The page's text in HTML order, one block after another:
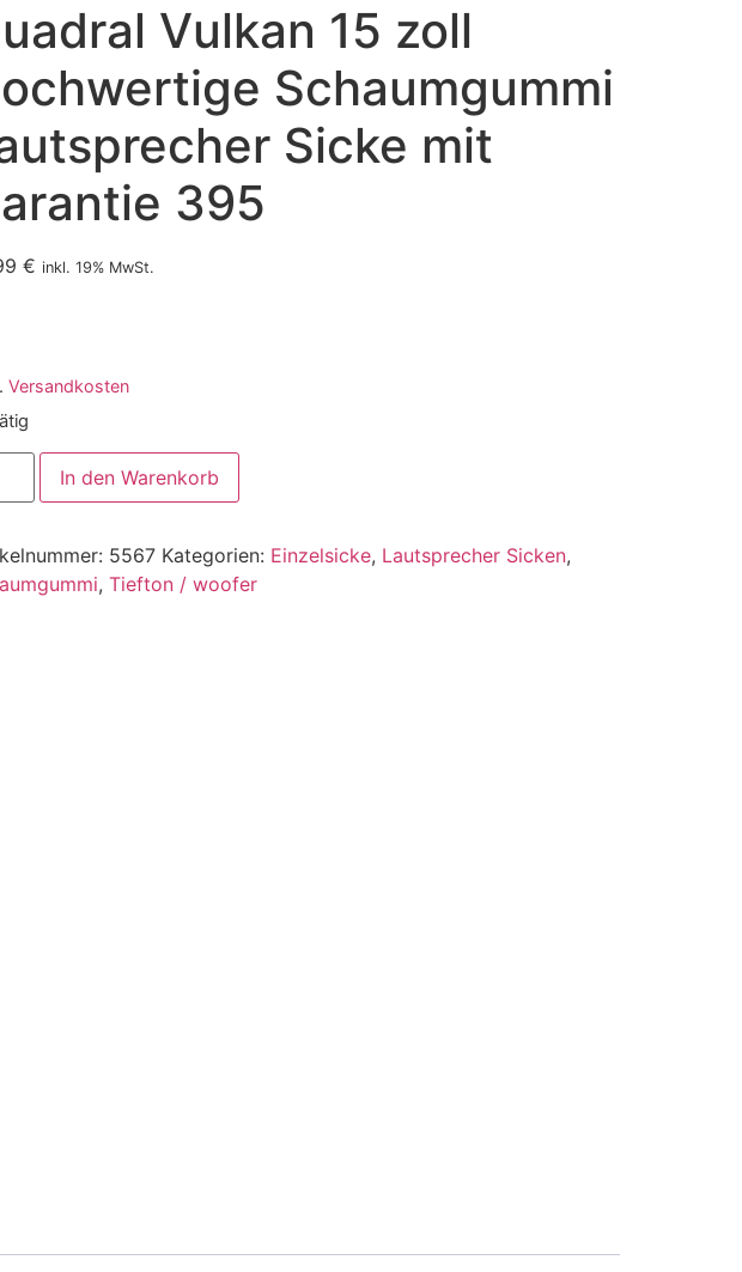
Vulkan 15 zoll
Schaumgummi
Sicke mit
395
€ inkl. 19% MwSt.
Versandkosten
In den Warenkorb
5567 Kategorien: Einzelsicke, Lautsprecher Sicken,
, Tiefton / woofer